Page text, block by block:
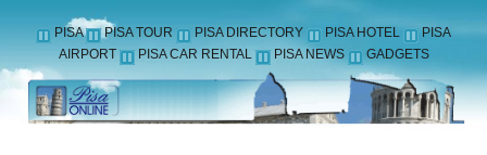
PISA PISA TOUR PISA DIRECTORY PISA HOTEL
PISA
AIRPORT
PISA CAR RENTAL PISA NEWS GADGETS